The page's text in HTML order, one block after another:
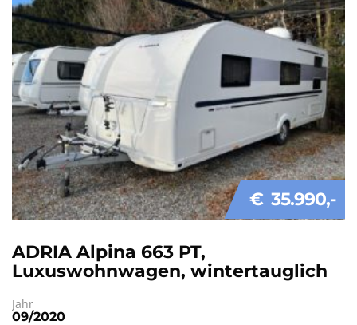
€ 35.990
ADRIA Alpina 663 PT,
Luxuswohnwagen, wintertauglich
Jahr
09/2020